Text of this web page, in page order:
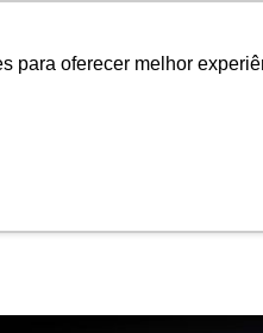
para oferecer melhor